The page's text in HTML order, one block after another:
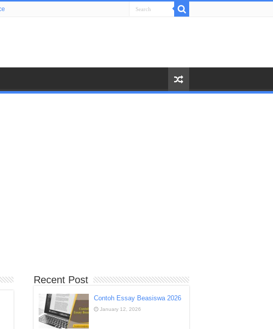
Recent Post
Contoh Essay Beasiswa 2026
January 12, 2026